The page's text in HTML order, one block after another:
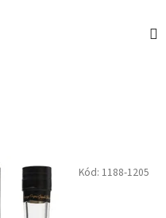
Kód: 1188-1205